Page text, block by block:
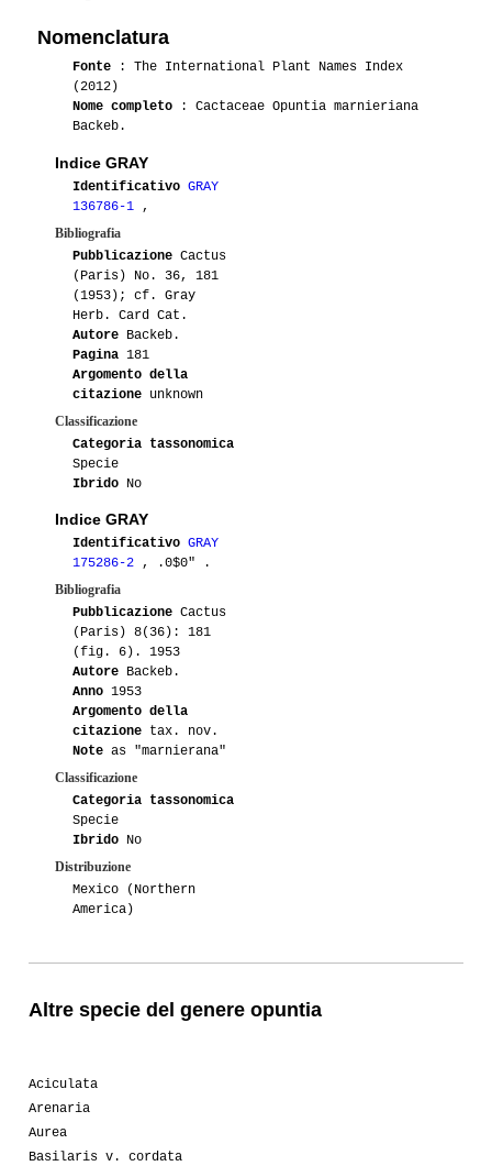
Nomenclatura
Fonte : The International Plant Names Index
(2012)
Nome completo : Cactaceae Opuntia marnieriana
Backeb.
Indice GRAY
Identificativo GRAY
136786-1 ,
Bibliografia
Pubblicazione Cactus
(Paris) No. 36, 181
(1953); cf. Gray
Herb. Card Cat.
Autore Backeb.
Pagina 181
Argomento della
citazione unknown
Classificazione
Categoria tassonomica
Specie
Ibrido No
Indice GRAY
Identificativo GRAY
175286-2 , .0$0" .
Bibliografia
Pubblicazione Cactus
(Paris) 8(36): 181
(fig. 6). 1953
Autore Backeb.
Anno 1953
Argomento della
citazione tax. nov.
Note as "marnierana"
Classificazione
Categoria tassonomica
Specie
Ibrido No
Distribuzione
Mexico (Northern
America)
Altre specie del genere opuntia
Aciculata
Arenaria
Aurea
Basilaris v. cordata